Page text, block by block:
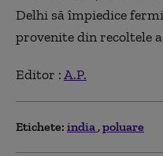
Delhi să împiedice
provenite din recoltele
Editor :A.P.
Etichete: india poluare